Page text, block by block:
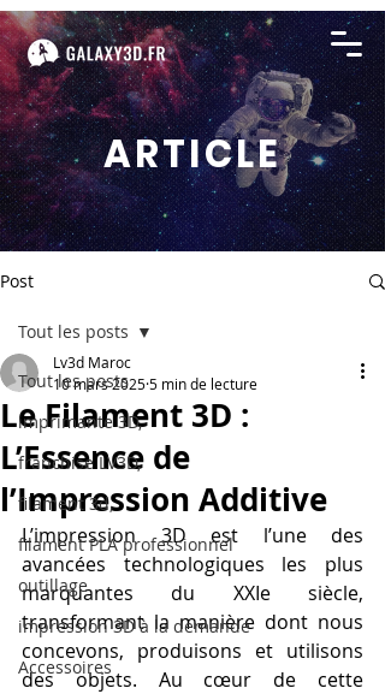
ARTICLE
Post
Tout les posts
imprimante 3D,
franchise LV3D,
filament 3d,
filament PLA professionnel
outillage
impression 3D à la demande
Accessoires
Tout les posts
Le Filament 3D :
L’Essence de
l’Impression Additive
Lv3d Maroc
10 mars 20255 min de lecture
L’impression 3D est l’une des
avancées technologiques les plus
marquantes du XXIe siècle,
transformant la manière dont nous
concevons, produisons et utilisons
des objets. Au cœur de cette